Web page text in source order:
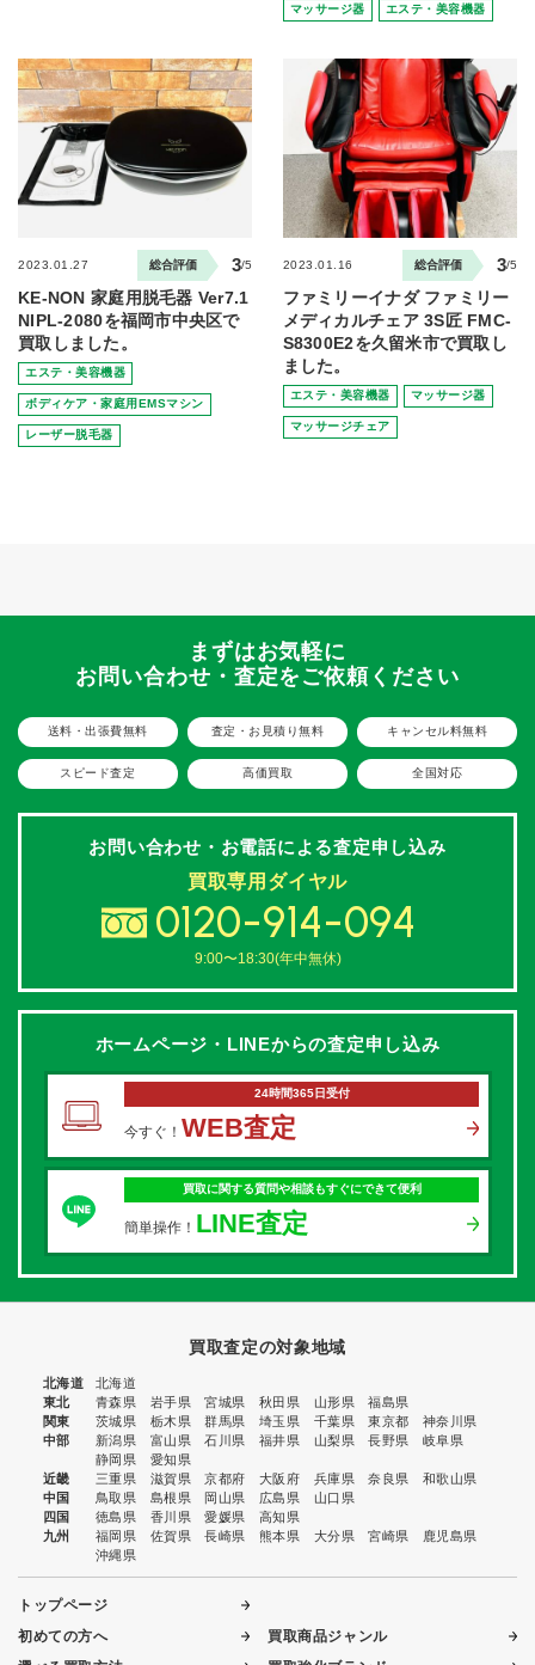
マッサージ器 エステ・美容機器
2023.01.27 総合評価 3/5
KE-NON 家庭用脱毛器 Ver7.1
NIPL-2080を福岡市中央区で
買取しました。
エステ・美容機器
ボディケア・家庭用EMSマシン
レーザー脱毛器
2023.01.16 総合評価 3/5
ファミリーイナダ ファミリー
メディカルチェア 3S匠 FMC-
S8300E2を久留米市で買取し
ました。
エステ・美容機器 マッサージ器
マッサージチェア
まずはお気軽に
お問い合わせ・査定をご依頼ください
送料・出張費無料 査定・お見積り無料 キャンセル料無料
スピード査定 高価買取 全国対応
お問い合わせ・お電話による査定申し込み
買取専用ダイヤル
0120-914-094
9:00〜18:30(年中無休)
ホームページ・LINEからの査定申し込み
24時間365日受付
今すぐ！ WEB査定
買取に関する質問や相談もすぐにできて便利
簡単操作！ LINE査定
買取査定の対象地域
北海道
北海道
東北
青森県 岩手県 宮城県 秋田県 山形県
福島県
関東
茨城県 栃木県 群馬県 埼玉県 千葉県 東京都
神奈川県
中部
新潟県 富山県 石川県 福井県 山梨県 長野県
岐阜県
静岡県
愛知県
近畿
三重県 滋賀県 京都府 大阪府 兵庫県 奈良県
和歌山県
中国
鳥取県 島根県 岡山県 広島県
山口県
四国
徳島県 香川県 愛媛県
高知県
九州
福岡県 佐賀県 長崎県 熊本県 大分県 宮崎県
鹿児島県
沖縄県
トップページ
初めての方へ
買取商品ジャンル